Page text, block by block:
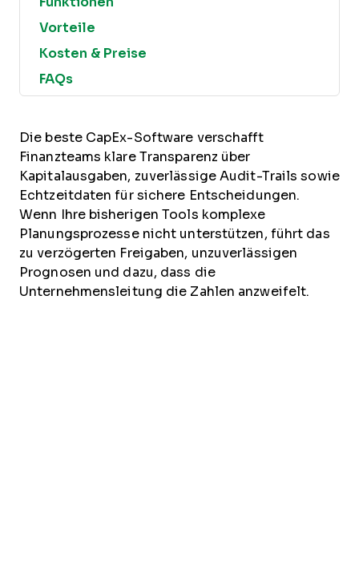
Vorteile
Kosten & Preise
FAQs
Die beste CapEx-Software verschafft
Finanzteams klare Transparenz über
Kapitalausgaben, zuverlässige Audit-Trails sowie
Echtzeitdaten für sichere Entscheidungen.
Wenn Ihre bisherigen Tools komplexe
Planungsprozesse nicht unterstützen, führt das
zu verzögerten Freigaben, unzuverlässigen
Prognosen und dazu, dass die
Unternehmensleitung die Zahlen anzweifelt.